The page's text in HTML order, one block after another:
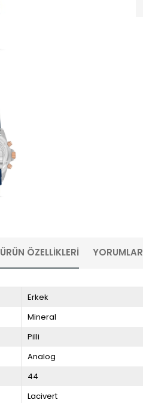
ÜRÜN ÖZELLIKLERI YORUMLAR
Erkek
Mineral
Pilli
Analog
44
Lacivert